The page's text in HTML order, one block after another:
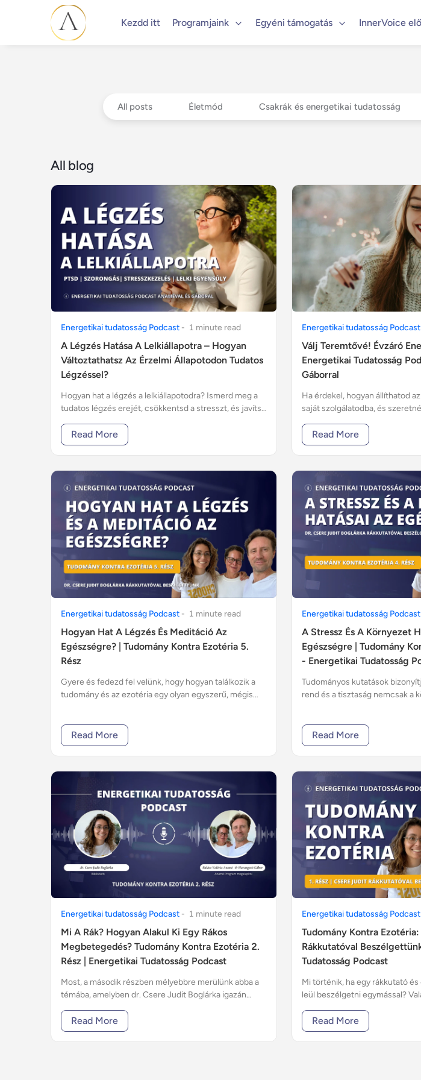
Kezdd itt Programjaink Egyéni támogatás InnerVoice
All posts Életmód Csakrák és energetikai tudatosság
All blog
Energetikai tudatosság Podcast - 1 minute read
A Légzés Hatása A Lelkiállapotra – Hogyan
Változtathatsz Az Érzelmi Állapotodon Tudatos
Légzéssel?
Hogyan hat a légzés a lelkiállapotodra? Ismerd meg a
tudatos légzés erejét, csökkentsd a stresszt, és javítsd
Read More
Energetikai tudatosság Podcast
Válj Teremtővé! Évzáró
Energetikai Tudatosság
Gáborral
Ha érdekel, hogyan állíthatod
saját szolgálatodba, és
Read More
Energetikai tudatosság Podcast - 1 minute read
Hogyan Hat A Légzés És Meditáció Az
Egészségre? | Tudomány Kontra Ezotéria 5.
Rész
Gyere és fedezd fel velünk, hogy hogyan találkozik a
tudomány és az ezotéria egy olyan egyszerű, mégis
Read More
Energetikai tudatosság Podcast
A Stressz És A Környezet
Egészségre | Tudomány
- Energetikai Tudatosság
Tudományos kutatások
rend és a tisztaság nemcsak a
Read More
Energetikai tudatosság Podcast - 1 minute read
Mi A Rák? Hogyan Alakul Ki Egy Rákos
Megbetegedés? Tudomány Kontra Ezotéria 2.
Rész | Energetikai Tudatosság Podcast
Most, a második részben mélyebbre merülünk abba a
témába, amelyben dr. Csere Judit Boglárka igazán
világába.
Read More
Energetikai tudatosság Podcast
Tudomány Kontra
Rákkutatóval
Tudatosság Podcast
Mi történik, ha egy rákkutató
leül beszélgetni egymással?
Read More